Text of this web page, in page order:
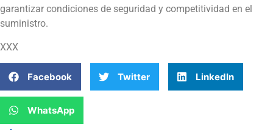
garantizar condiciones de seguridad y competitividad en el
suministro.
XXX
Facebook Twitter LinkedIn
WhatsApp